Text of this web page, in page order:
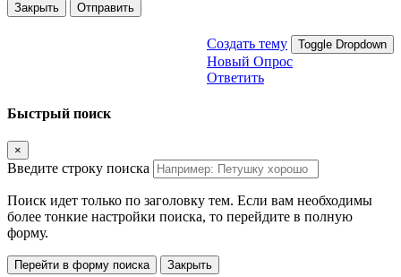
Закрыть Отправить
Создать тему Toggle Dropdown
Новый Опрос
Ответить
Быстрый поиск
×
Введите строку поиска
Поиск идет только по заголовку тем. Если вам необходимы
более тонкие настройки поиска, то перейдите в полную
форму.
Перейти в форму поиска Закрыть